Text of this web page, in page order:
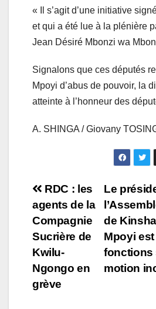
« Il s’agit d’une initiative
et qui a été lue à la plénière
Jean Désiré Mbonzi wa
Signalons que ces députés
Mpoyi d’abus de pouvoir, la
atteinte à l’honneur des
A. SHINGA / Giovany
Navigation
de
l’article
Le
de
Mpoyi
fonctions
motion
RDC : les
agents de la
Compagnie
Sucrière de
Kwilu-
Ngongo en
grève